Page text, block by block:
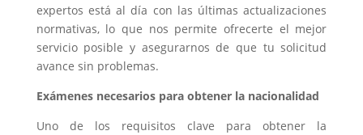
expertos está al día con las últimas actualizaciones
normativas, lo que nos permite ofrecerte el mejor
servicio posible y asegurarnos de que tu solicitud
avance sin problemas.
Exámenes necesarios para obtener la nacionalidad
Uno de los requisitos clave para obtener la